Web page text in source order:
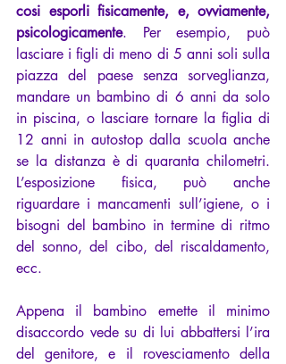
cosi esporli fisicamente, e, ovviamente,
psicologicamente. Per esempio, può
lasciare i figli di meno di 5 anni soli sulla
piazza del paese senza sorveglianza,
mandare un bambino di 6 anni da solo
in piscina, o lasciare tornare la figlia di
12 anni in autostop dalla scuola anche
se la distanza è di quaranta chilometri.
L’esposizione fisica, può anche
riguardare i mancamenti sull’igiene, o i
bisogni del bambino in termine di ritmo
del sonno, del cibo, del riscaldamento,
ecc.
Appena il bambino emette il minimo
disaccordo vede su di lui abbattersi l’ira
del genitore, e il rovesciamento della